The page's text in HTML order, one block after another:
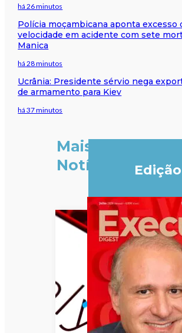
há 26 minutos
Polícia moçambicana aponta excesso
velocidade em acidente com sete
Manica
há 28 minutos
Ucrânia: Presidente sérvio nega
de armamento para Kiev
há 37 minutos
Mais
Notícias